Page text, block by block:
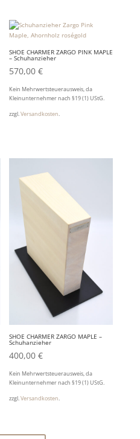
SHOE CHARMER ZARGO PINK MAPLE
– Schuhanzieher
570,00€
Kein Mehrwertsteuerausweis, da
Kleinunternehmer nach §19 (1) UStG.
zzgl.Versandkosten.
SHOE CHARMER ZARGO MAPLE –
Schuhanzieher
400,00€
Kein Mehrwertsteuerausweis, da
Kleinunternehmer nach §19 (1) UStG.
zzgl.Versandkosten.